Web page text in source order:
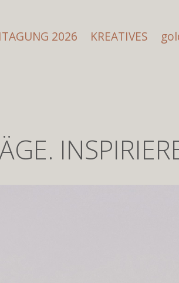
2026 KREATIVES